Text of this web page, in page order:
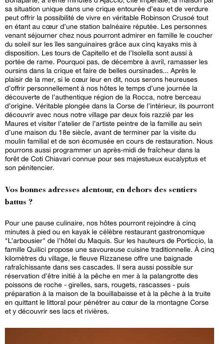
sa situation unique dans une crique entourée d’eau et de verdure
peut offrir la possibilité de vivre en véritable Robinson Crusoé tout
en étant au cœur d’une station balnéaire réputée. Les personnes
venant séjourner chez nous pourront admirer en famille le coucher
du soleil sur les îles sanguinaires grâce aux cinq kayaks mis à
disposition. Les tours de Capitello et de l’Isolella sont aussi à
portée de rame. Pourquoi pas, de décembre à avril, ramasser les
oursins dans la crique et faire de belles oursinades... Après le
plaisir de la mer, si le cœur leur en dit, nous serons heureuses
d’offrir personnellement à nos hôtes le temps d’une journée la
découverte de l’authentique région de la Rocca, notre berceau
d’origine. Véritable plongée dans la Corse de l’intérieur, ils pourront
découvrir avec nous notre village par deux fois razzié par les
Maures et visiter l’atelier de l’artiste peintre de la famille au sein
d’une maison du 18e siècle, avant de terminer par la visite du
moulin familial et de son écomusée en cours de restauration. Nous
pourrons aussi programmer un après-midi de fraîcheur dans la
forêt de Coti Chiavari connue pour ses majestueux eucalyptus et
son pénitencier.
Vos bonnes adresses alentour, en dehors des sentiers
battus ?
Pour une pause culinaire, nos hôtes pourront rejoindre à cinq
minutes à pied ou en kayak le célèbre restaurant gastronomique
"L’arbousier" de l’hôtel du Maquis. Sur les hauteurs de Porticcio, la
famille Quilici propose une savoureuse cuisine traditionnelle. À cinq
kilomètres du village, le fleuve Rizzanese offre une baignade
rafraîchissante dans ses cascades. Il sera aussi possible sur
réservation d’être initié à la pêche en mer à la palangrotte des
poissons de roche - girelles, sars, rougets, rascasses - puis
préparation à la maison de la bouillabaisse et à la pêche à la truite
en quittant le littoral pour pénétrer au cœur de la montagne Corse
et y découvrir ses lacs et rivières.